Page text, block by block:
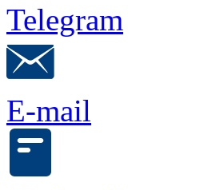
Telegram
E-mail